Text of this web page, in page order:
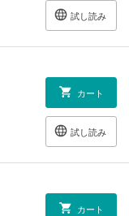
試し読み
カート
試し読み
カート